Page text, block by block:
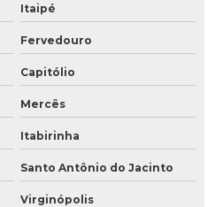
Itaipé
Fervedouro
Capitólio
Mercês
Itabirinha
Santo Antônio do Jacinto
Virginópolis